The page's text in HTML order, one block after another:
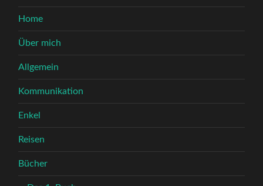
Home
Über mich
Allgemein
Kommunikation
Enkel
Reisen
Bücher